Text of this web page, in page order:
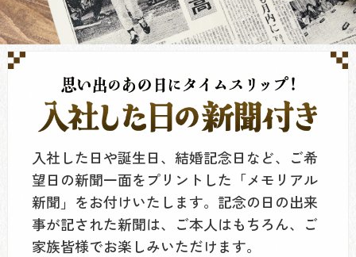
入社した日や誕生日、結婚記念日など、ご希
望日の新聞一面をプリントした「メモリアル
新聞」をお付けいたします。記念の日の出来
事が記された新聞は、ご本人はもちろん、ご
家族皆様でお楽しみいただけます。